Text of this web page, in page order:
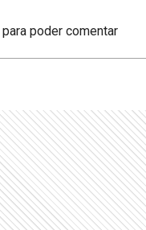
para poder comentar